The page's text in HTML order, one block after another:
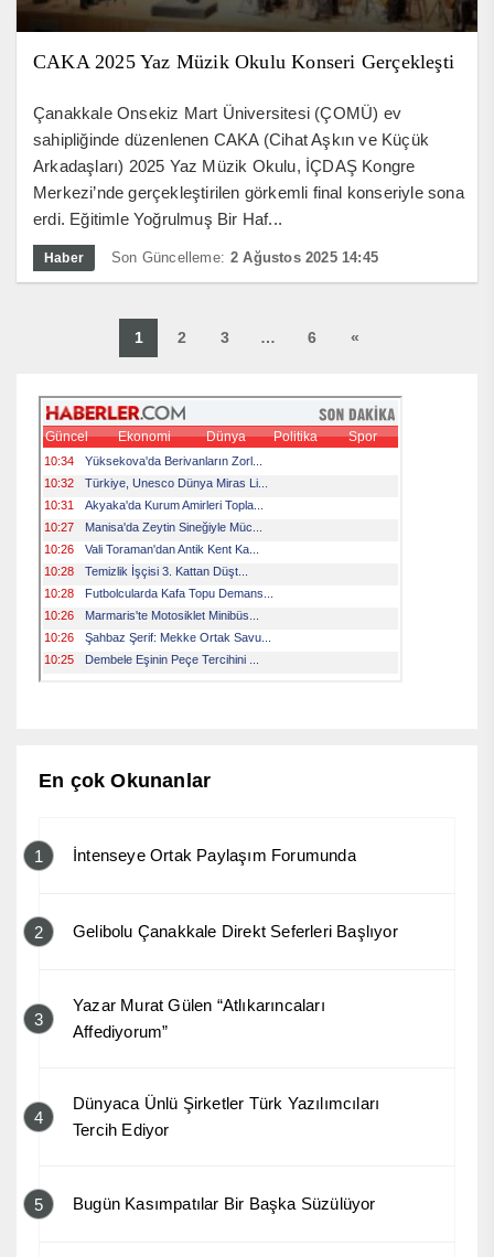
CAKA 2025 Yaz Müzik Okulu Konseri Gerçekleşti
Çanakkale Onsekiz Mart Üniversitesi (ÇOMÜ) ev
sahipliğinde düzenlenen CAKA (Cihat Aşkın ve Küçük
Arkadaşları) 2025 Yaz Müzik Okulu, İÇDAŞ Kongre
Merkezi’nde gerçekleştirilen görkemli final konseriyle sona
erdi. Eğitimle Yoğrulmuş Bir Haf...
Haber Son Güncelleme: 2 Ağustos 2025 14:45
1 2 3 … 6 «
En çok Okunanlar
1 İntenseye Ortak Paylaşım Forumunda
2 Gelibolu Çanakkale Direkt Seferleri Başlıyor
3
Yazar Murat Gülen “Atlıkarıncaları
Affediyorum”
4
Dünyaca Ünlü Şirketler Türk Yazılımcıları
Tercih Ediyor
5 Bugün Kasımpatılar Bir Başka Süzülüyor